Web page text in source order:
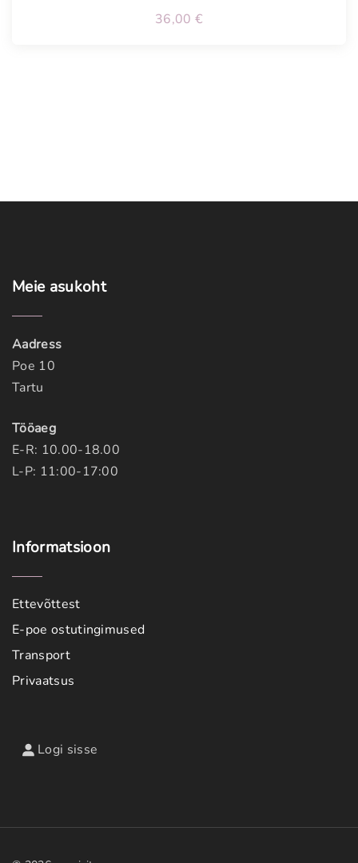
36,00 €
Meie asukoht
Aadress
Poe 10
Tartu
Tööaeg
E-R: 10.00-18.00
L-P: 11:00-17:00
Informatsioon
Ettevõttest
E-poe ostutingimused
Transport
Privaatsus
Logi sisse